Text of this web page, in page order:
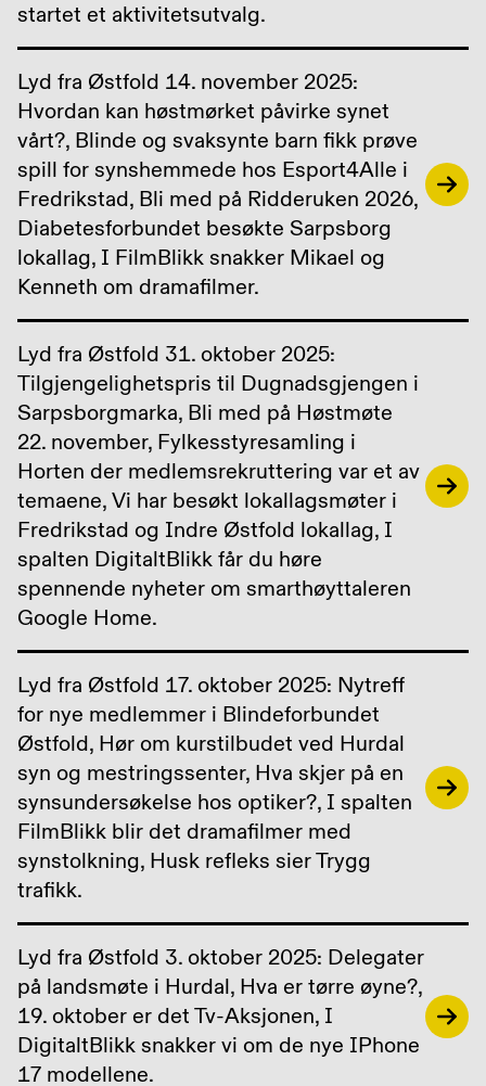
startet et aktivitetsutvalg.
Lyd fra Østfold 14. november 2025:
Hvordan kan høstmørket påvirke synet
vårt?, Blinde og svaksynte barn fikk prøve
spill for synshemmede hos Esport4Alle i
Fredrikstad, Bli med på Ridderuken 2026,
Diabetesforbundet besøkte Sarpsborg
lokallag, I FilmBlikk snakker Mikael og
Kenneth om dramafilmer.
Lyd fra Østfold 31. oktober 2025:
Tilgjengelighetspris til Dugnadsgjengen i
Sarpsborgmarka, Bli med på Høstmøte
22. november, Fylkesstyresamling i
Horten der medlemsrekruttering var et av
temaene, Vi har besøkt lokallagsmøter i
Fredrikstad og Indre Østfold lokallag, I
spalten DigitaltBlikk får du høre
spennende nyheter om smarthøyttaleren
Google Home.
Lyd fra Østfold 17. oktober 2025: Nytreff
for nye medlemmer i Blindeforbundet
Østfold, Hør om kurstilbudet ved Hurdal
syn og mestringssenter, Hva skjer på en
synsundersøkelse hos optiker?, I spalten
FilmBlikk blir det dramafilmer med
synstolkning, Husk refleks sier Trygg
trafikk.
Lyd fra Østfold 3. oktober 2025: Delegater
på landsmøte i Hurdal, Hva er tørre øyne?,
19. oktober er det Tv-Aksjonen, I
DigitaltBlikk snakker vi om de nye IPhone
17 modellene.